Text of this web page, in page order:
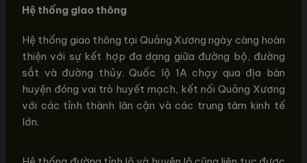
Hệ thống giao thông
Hệ thống giao thông tại Quảng Xương ngày càng hoàn
thiện với sự kết hợp đa dạng giữa đường bộ, đường
sắt và đường thủy. Quốc lộ 1A chạy qua địa bàn
huyện đóng vai trò huyết mạch, kết nối Quảng Xương
với các tỉnh thành lân cận và các trung tâm kinh tế
lớn.